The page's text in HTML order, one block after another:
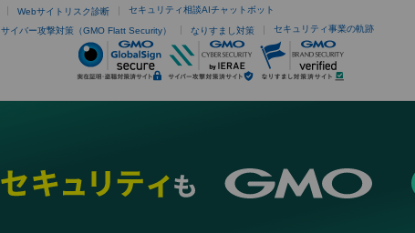
Webサイトリスク診断 セキュリティ相談AIチャットボット
サイバー攻撃対策（GMO Flatt Security） なりすまし対策 セキュリティ事業の軌跡